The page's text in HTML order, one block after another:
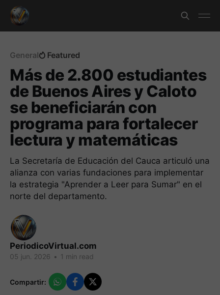
General Featured
Más de 2.800 estudiantes
de Buenos Aires y Caloto
se beneficiarán con
programa para fortalecer
lectura y matemáticas
La Secretaría de Educación del Cauca articuló una
alianza con varias fundaciones para implementar
la estrategia "Aprender a Leer para Sumar" en el
norte del departamento.
PeriodicoVirtual.com
05 jun. 2026 • 1 min read
Compartir: